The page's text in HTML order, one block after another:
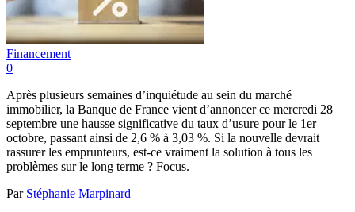
Financement
0
Après plusieurs semaines d’inquiétude au sein du marché
immobilier, la Banque de France vient d’annoncer ce mercredi 28
septembre une hausse significative du taux d’usure pour le 1er
octobre, passant ainsi de 2,6 % à 3,03 %. Si la nouvelle devrait
rassurer les emprunteurs, est-ce vraiment la solution à tous les
problèmes sur le long terme ? Focus.
Par Stéphanie Marpinard